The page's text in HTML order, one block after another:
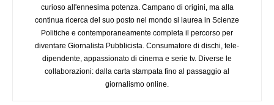
curioso all'ennesima potenza. Campano di origini, ma alla
continua ricerca del suo posto nel mondo si laurea in Scienze
Politiche e contemporaneamente completa il percorso per
diventare Giornalista Pubblicista. Consumatore di dischi, tele-
dipendente, appassionato di cinema e serie tv. Diverse le
collaborazioni: dalla carta stampata fino al passaggio al
giornalismo online.